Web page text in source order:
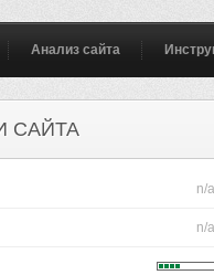
Анализ сайта
САЙТА
n/a
n/a